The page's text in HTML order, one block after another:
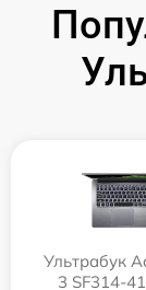
Ультрабук
3 SF314-